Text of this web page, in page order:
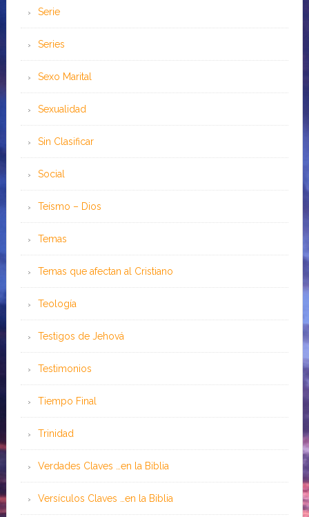
Serie
Series
Sexo Marital
Sexualidad
Sin Clasificar
Social
Teísmo – Dios
Temas
Temas que afectan al Cristiano
Teología
Testigos de Jehová
Testimonios
Tiempo Final
Trinidad
Verdades Claves …en la Biblia
Versículos Claves …en la Biblia